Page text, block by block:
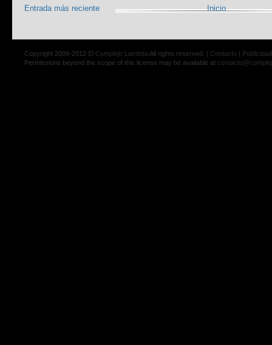
Entrada más reciente Inicio
Copyright 2009-2012 El Complejo Lambda All rights reserved. | Contacto | Publicidad
Permissions beyond the scope of this license may be available at